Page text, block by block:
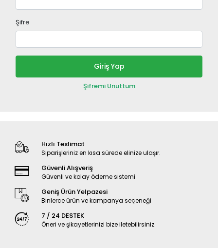
Şifre
Giriş Yap
Şifremi Unuttum
Hızlı Teslimat
Siparişleriniz en kısa sürede elinize ulaşır.
Güvenli Alışveriş
Güvenli ve kolay ödeme sistemi
Geniş Ürün Yelpazesi
Binlerce ürün ve kampanya seçeneği
7 / 24 DESTEK
Öneri ve şikayetlerinizi bize iletebilirsiniz.